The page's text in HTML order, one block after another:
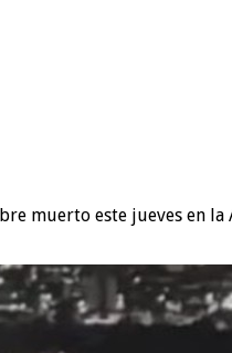
muerto este jueves en